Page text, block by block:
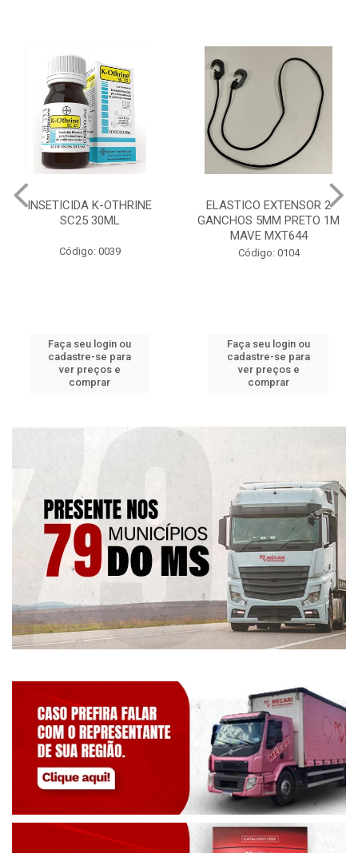
INSETICIDA K-OTHRINE
SC25 30ML
Código: 0039
Faça seu login ou
cadastre-se para
ver preços e
comprar
ELASTICO EXTENSOR 2
GANCHOS 5MM PRETO 1M
MAVE MXT644
Código: 0104
Faça seu login ou
cadastre-se para
ver preços e
comprar